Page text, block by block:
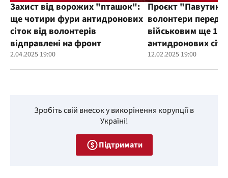
Захист від ворожих "пташок":
ще чотири фури антидронових
сіток від волонтерів
відправлені на фронт
2.04.2025 19:00
Проєкт
волонтери
військовим ще
антидронових
12.02.2025 19:00
Зробіть свій внесок у викорінення корупції в
Україні!
Підтримати